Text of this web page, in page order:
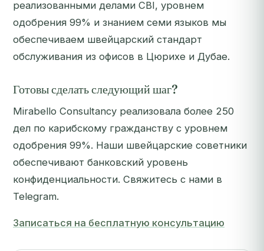
реализованными делами CBI, уровнем
одобрения 99% и знанием семи языков мы
обеспечиваем швейцарский стандарт
обслуживания из офисов в Цюрихе и Дубае.
Готовы сделать следующий шаг?
Mirabello Consultancy реализовала более 250
дел по карибскому гражданству с уровнем
одобрения 99%. Наши швейцарские советники
обеспечивают банковский уровень
конфиденциальности. Свяжитесь с нами в
Telegram.
Записаться на бесплатную консультацию